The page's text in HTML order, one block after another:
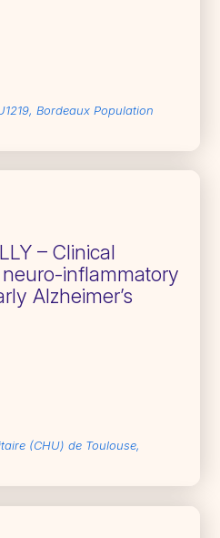
Bordeaux Population
– Clinical
inflammatory
Alzheimer’s
(CHU) de Toulouse,